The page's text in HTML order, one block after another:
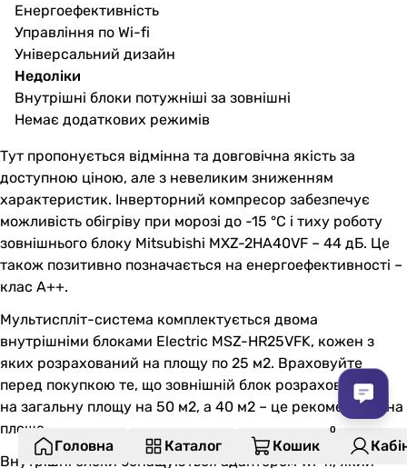
Енергоефективність
Управління по Wi-fi
Універсальний дизайн
Недоліки
Внутрішні блоки потужніші за зовнішні
Немає додаткових режимів
Тут пропонується відмінна та довговічна якість за
доступною ціною, але з невеликим зниженням
характеристик. Інверторний компресор забезпечує
можливість обігріву при морозі до -15 °C і тиху роботу
зовнішнього блоку Mitsubishi MXZ-2HA40VF – 44 дБ. Це
також позитивно позначається на енергоефективності –
клас A++.
Мультиспліт-система комплектується двома
внутрішніми блоками Electric MSZ-HR25VFK, кожен з
яких розрахований на площу по 25 м2. Враховуйте
перед покупкою те, що зовнішній блок розраховується
на загальну площу на 50 м2, а 40 м2 – це рекомендована
площа.
Внутрішні блоки оснащуються адаптером Wi-fi, який
Головна Каталог Кошик